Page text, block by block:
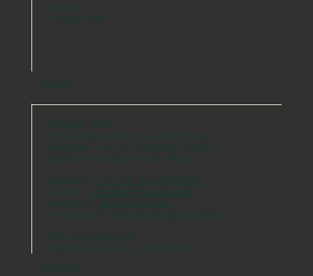
TikTok
Instagram
INFO
ALMAS SPA
Im Glaspavillon | Suite Tower
Walther-von-Cronberg-Platz 3
60594 Frankfurt am Main
Telefon:
+49 69 244500250
E-Mail: info@almasspa.de
Website: almasspa.de
Instagram: @almasspafrankfurt
Öffnungszeiten:
Täglich 10:00 – 22:00 Uhr
MENU